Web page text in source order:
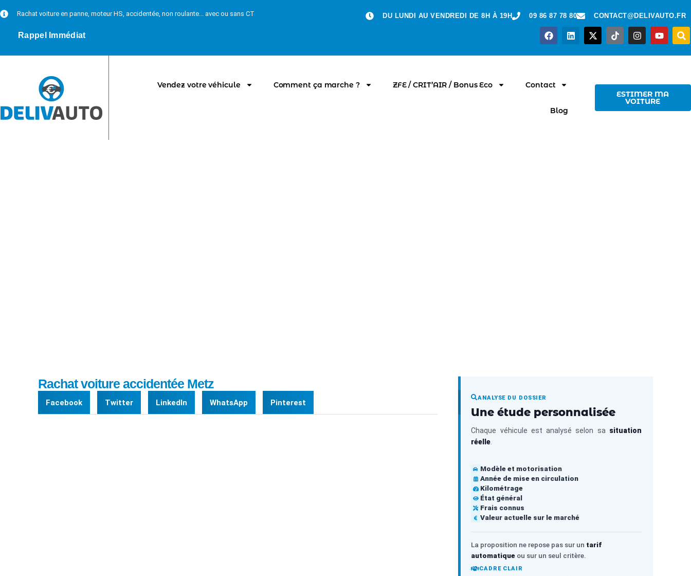
Rachat voiture en panne, moteur HS, accidentée, non roulante... avec ou sans CT
Rappel Immédiat
DU LUNDI AU VENDREDI DE 8H À 19H 09 86 87 78 80 CONTACT@DELIVAUTO.FR
Vendez votre véhicule Comment ça marche ? ZFE / CRIT’AIR / Bonus Eco Contact
Blog
ESTIMER MA
VOITURE
Rachat voiture accidentée Metz
Facebook Twitter LinkedIn WhatsApp Pinterest
ANALYSE DU DOSSIER
Une étude personnalisée
Chaque véhicule est analysé selon sa situation
réelle
Modèle et motorisation
Année de mise en circulation
Kilométrage
État général
Frais connus
Valeur actuelle sur le marché
La proposition ne repose pas sur un tarif
automatique ou sur un seul critère.
CADRE CLAIR